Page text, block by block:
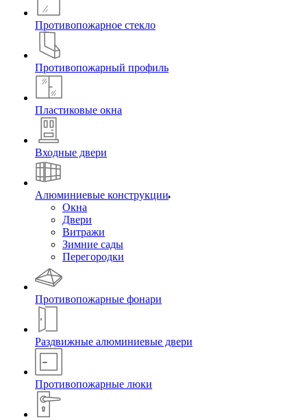
Противопожарное стекло
Противопожарный профиль
Пластиковые окна
Входные двери
Алюминиевые конструкции
Окна
Двери
Витражи
Зимние сады
Перегородки
Противопожарные фонари
Раздвижные алюминиевые двери
Противопожарные люки